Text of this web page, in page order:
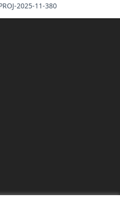
2025-11-380